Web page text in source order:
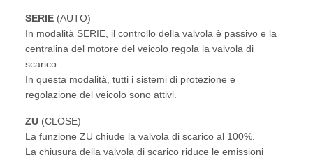
SERIE (AUTO)
In modalità SERIE, il controllo della valvola è passivo e la
centralina del motore del veicolo regola la valvola di
scarico.
In questa modalità, tutti i sistemi di protezione e
regolazione del veicolo sono attivi.
ZU (CLOSE)
La funzione ZU chiude la valvola di scarico al 100%.
La chiusura della valvola di scarico riduce le emissioni